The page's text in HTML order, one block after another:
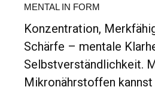
MENTAL IN FORM
Konzentration,
Schärfe – mentale
Selbstverständlichkeit.
Mikronährstoffen kannst